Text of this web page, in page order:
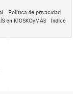
Política de privacidad
en KIOSKOyMÁS
Índice